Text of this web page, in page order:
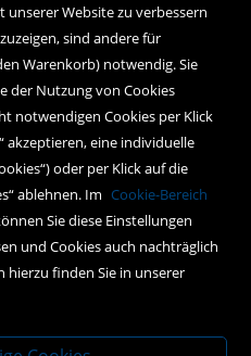
Website zu verbessern
sind andere für
Warenkorb) notwendig. Sie
der Nutzung von Cookies
notwendigen Cookies per Klick
akzeptieren, eine individuelle
oder per Klick auf die
ablehnen. Im Cookie-Bereich
Sie diese Einstellungen
und Cookies auch nachträglich
finden Sie in unserer